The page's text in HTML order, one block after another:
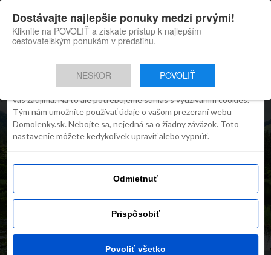
Domolenky appka
Skvelé tipy na cestovanie po
Slovensku
Inštaluj
Ponuka dňa: Wellness pobyt
v 3*Hotel Strachanovka na
Liptove
Súhlas Detaily O cookies
Robíme všetko preto, aby sme vám zobrazovali iba obsah, ktorý
vás zaujíma. Na to ale potrebujeme súhlas s využívaním cookies.
Tým nám umožníte používať údaje o vašom prezeraní webu
Domolenky.sk. Nebojte sa, nejedná sa o žiadny záväzok. Toto
nastavenie môžete kedykoľvek upraviť alebo vypnúť.
Odmietnuť
Prispôsobiť
Povoliť všetko
Dostávajte najlepšie ponuky medzi prvými!
Kliknite na POVOLIŤ a získate prístup k najlepším
cestovateľským ponukám v predstihu.
NESKÔR POVOLIŤ